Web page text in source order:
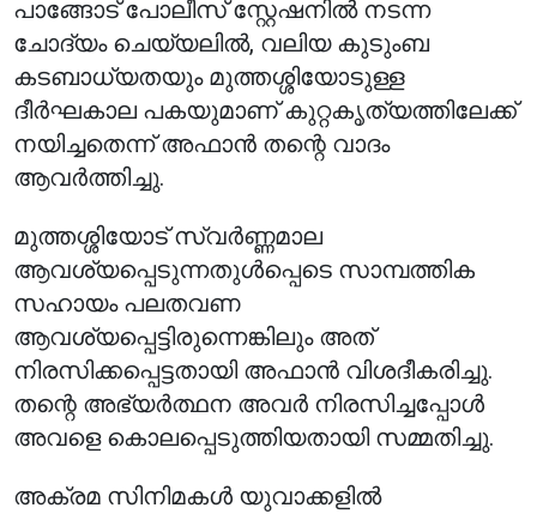
പാങ്ങോട് പോലീസ് സ്റ്റേഷനിൽ നടന്ന
ചോദ്യം ചെയ്യലിൽ, വലിയ കുടുംബ
കടബാധ്യതയും മുത്തശ്ശിയോടുള്ള
ദീർഘകാല പകയുമാണ് കുറ്റകൃത്യത്തിലേക്ക്
നയിച്ചതെന്ന് അഫാൻ തന്റെ വാദം
ആവർത്തിച്ചു.
മുത്തശ്ശിയോട് സ്വർണ്ണമാല
ആവശ്യപ്പെടുന്നതുൾപ്പെടെ സാമ്പത്തിക
സഹായം പലതവണ
ആവശ്യപ്പെട്ടിരുന്നെങ്കിലും അത്
നിരസിക്കപ്പെട്ടതായി അഫാൻ വിശദീകരിച്ചു.
തന്റെ അഭ്യർത്ഥന അവർ നിരസിച്ചപ്പോൾ
അവളെ കൊലപ്പെടുത്തിയതായി സമ്മതിച്ചു.
അക്രമ സിനിമകൾ യുവാക്കളിൽ